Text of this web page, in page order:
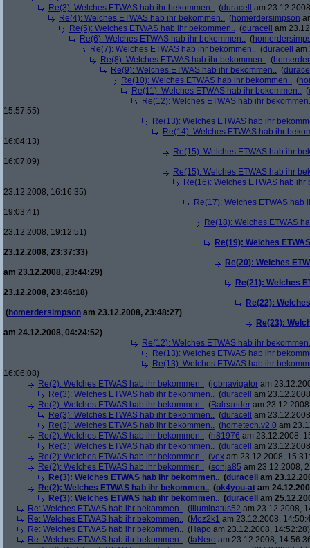
Re(3): Welches ETWAS hab ihr bekommen.. (duracell
am
Re(4): Welches ETWAS hab ihr bekommen.. (homerdersimpson
Re(5): Welches ETWAS hab ihr bekommen.. (duracell
am
Re(6): Welches ETWAS hab ihr bekommen.. (
Re(7): Welches ETWAS hab ihr bekommen.. (duracell
am
Re(8): Welches ETWAS hab ihr bekommen.. (
Re(9): Welches ETWAS hab ihr bekommen.. (
Re(10): Welches ETWAS hab ihr bekommen.. (
Re(11): Welches ETWAS hab ihr bekommen.. (
Re(12): Welches ETWAS hab ihr
15:57:55)
Re(13): Welches ETWAS hab ihr
Re(14): Welches ETWAS hab ihr
16:04:13)
Re(15): Welches ETWAS hab ihr
16:07:09)
Re(15): Welches ETWAS hab ihr
Re(16): Welches ETWAS hab ihr
23.12.2008, 16:16:35)
Re(17): Welches ETWAS hab
19:03:41)
Re(18): Welches ETWAS
23.12.2008, 19:12:51)
Re(19): Welches
23.12.2008, 23:37:33)
Re(20): Welches
am 23.12.2008, 23:44:29)
Re(21): Welches
23.12.2008, 23:46:18)
Re(22):
(homerdersimpson am 23.12.2008, 23:48:27)
Re(23):
am 24.12.2008, 04:24:52)
Re(12): Welches ETWAS hab ihr
Re(13): Welches ETWAS hab ihr
Re(13): Welches ETWAS hab ihr
16:06:08)
Re(2): Welches ETWAS hab ihr bekommen.. (jobnavigator am
Re(3): Welches ETWAS hab ihr bekommen.. (duracell
am
Re(2): Welches ETWAS hab ihr bekommen.. (Baleander am
Re(3): Welches ETWAS hab ihr bekommen.. (duracell
am
Re(3): Welches ETWAS hab ihr bekommen.. (hometech.v2.0 am
Re(2): Welches ETWAS hab ihr bekommen.. (h81976 am 23.12.2008,
Re(3): Welches ETWAS hab ihr bekommen.. (duracell
am
Re(2): Welches ETWAS hab ihr bekommen.. (vex am 23.12.2008,
Re(2): Welches ETWAS hab ihr bekommen.. (sonja85 am 23.12.2008,
Re(3): Welches ETWAS hab ihr bekommen.. (duracell
am
Re(2): Welches ETWAS hab ihr bekommen.. (ok4you-at am
Re(3): Welches ETWAS hab ihr bekommen.. (duracell
am
Re: Welches ETWAS hab ihr bekommen.. (illuminatus52 am 23.12.2008,
Re: Welches ETWAS hab ihr bekommen.. (Moz2k1 am 23.12.2008,
Re: Welches ETWAS hab ihr bekommen.. (Hapo am 23.12.2008, 14:52:28)
Re: Welches ETWAS hab ihr bekommen.. (taNero am 23.12.2008,